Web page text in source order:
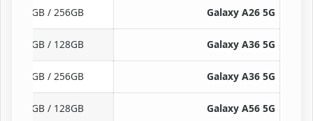
Galaxy A26 5G
8GB / 256GB
Galaxy A36 5G
8GB / 128GB
Galaxy A36 5G
8GB / 256GB
Galaxy A56 5G
8GB / 128GB